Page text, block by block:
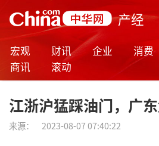
产经
宏观 财讯 企业 消费
商讯
滚动
江浙沪猛踩油门，广
来源： 2023-08-07 07:40:22